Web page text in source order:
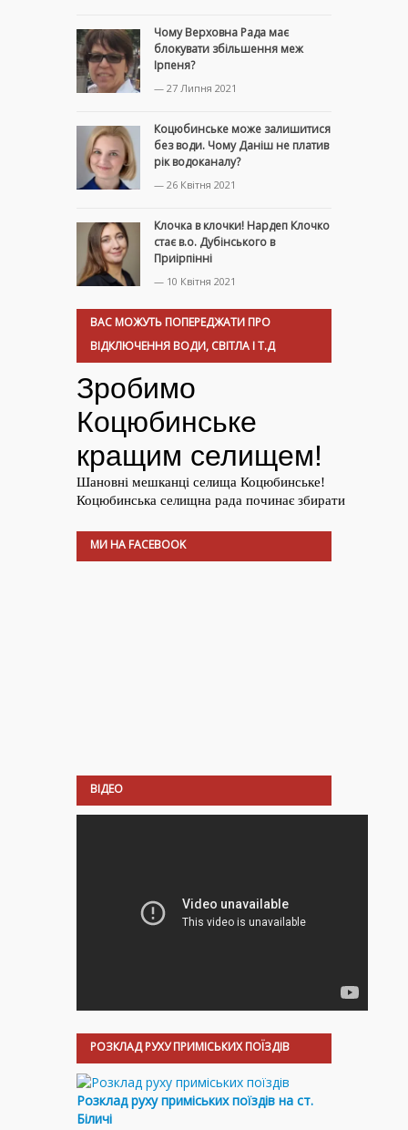
Чому Верховна Рада має
блокувати збільшення меж
Ірпеня?
— 27 Липня 2021
Коцюбинське може залишитися
без води. Чому Даніш не платив
рік водоканалу?
— 26 Квітня 2021
Клочка в клочки! Нардеп Клочко
стає в.о. Дубінського в
Приірпінні
— 10 Квітня 2021
ВАС МОЖУТЬ ПОПЕРЕДЖАТИ ПРО
ВІДКЛЮЧЕННЯ ВОДИ, СВІТЛА І Т.Д
МИ НА FACEBOOK
ВІДЕО
РОЗКЛАД РУХУ ПРИМІСЬКИХ ПОЇЗДІВ
Розклад руху приміських поїздів на ст.
Біличі